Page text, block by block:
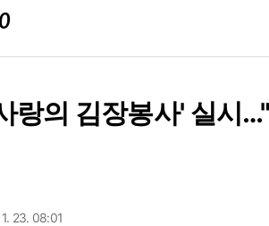
랑의 김장봉사' 실시
23. 08:01